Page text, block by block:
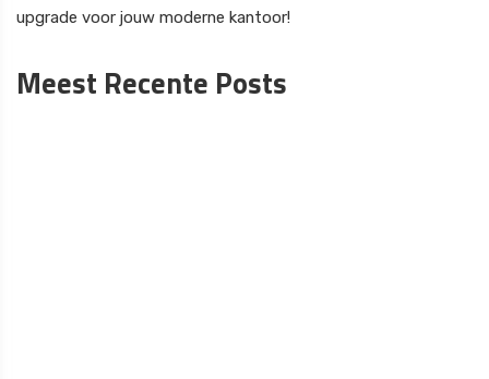
upgrade voor jouw moderne kantoor!
Meest Recente Posts